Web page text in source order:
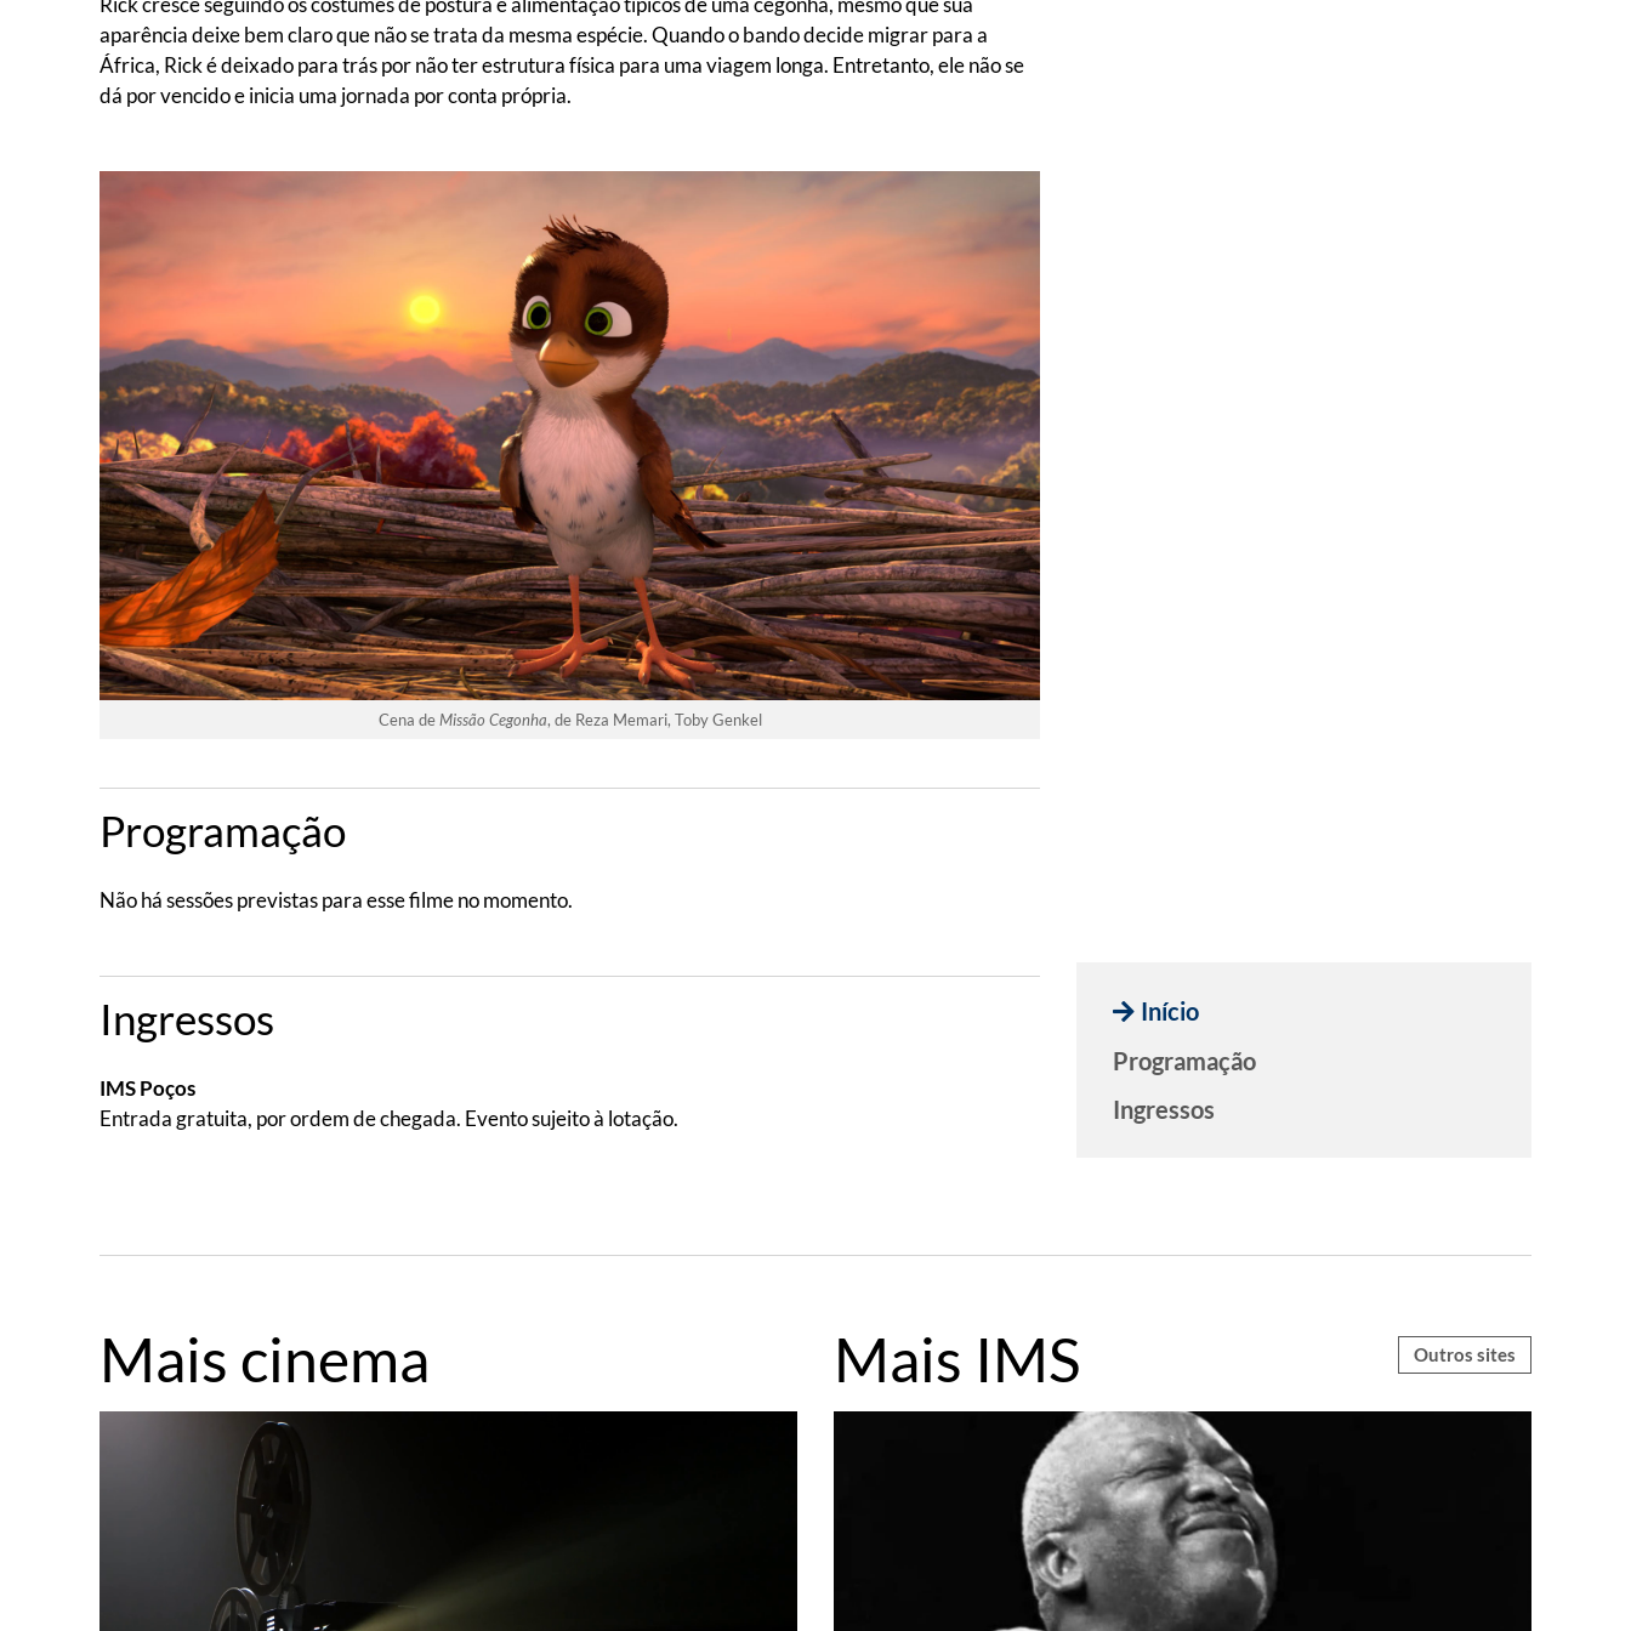
aparência deixe bem claro que não se trata da mesma espécie. Quando o bando decide migrar para a
África, Rick é deixado para trás por não ter estrutura física para uma viagem longa. Entretanto, ele não se
dá por vencido e inicia uma jornada por conta própria.
Cena deMissão Cegonha, de Reza Memari, Toby Genkel
Programação
Não há sessões previstas para esse filme no momento.
Ingressos
IMS Poços
Entrada gratuita, por ordem de chegada. Evento sujeito à lotação.
Início
Programação
Ingressos
Mais cinema Mais IMS Outros sites